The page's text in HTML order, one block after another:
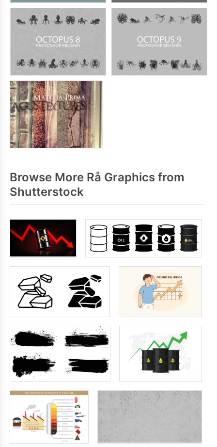
Browse More Rå Graphics from
Shutterstock